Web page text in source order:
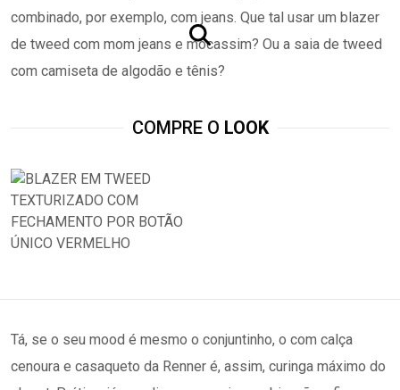
combinado, por exemplo, com jeans. Que tal usar um blazer
de tweed com mom jeans e mocassim? Ou a saia de tweed
com camiseta de algodão e tênis?
COMPRE O LOOK
Tá, se o seu mood é mesmo o conjuntinho, o com calça
cenoura e casaqueto da Renner é, assim, curinga máximo do